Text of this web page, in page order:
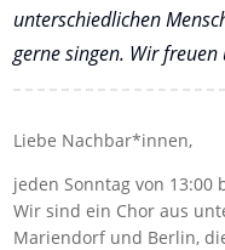
unterschiedlichen
gerne singen. Wir
Liebe Nachbar*innen,
jeden Sonntag von
Wir sind ein Chor aus
Mariendorf und Berlin,